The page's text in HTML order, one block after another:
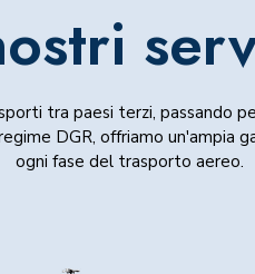
tra paesi terzi, passando
DGR, offriamo un'ampia
ogni fase del trasporto aereo.